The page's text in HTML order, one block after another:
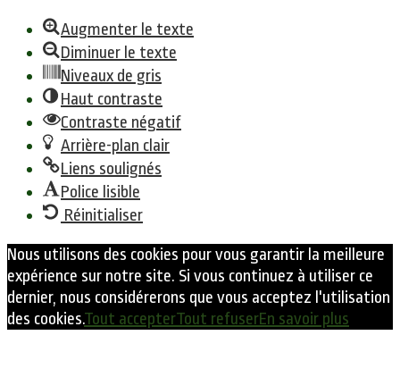
Augmenter le texte
Diminuer le texte
Niveaux de gris
Haut contraste
Contraste négatif
Arrière-plan clair
Liens soulignés
Police lisible
Réinitialiser
Nous utilisons des cookies pour vous garantir la meilleure
expérience sur notre site. Si vous continuez à utiliser ce
dernier, nous considérerons que vous acceptez l'utilisation
des cookies.Tout accepterTout refuserEn savoir plus